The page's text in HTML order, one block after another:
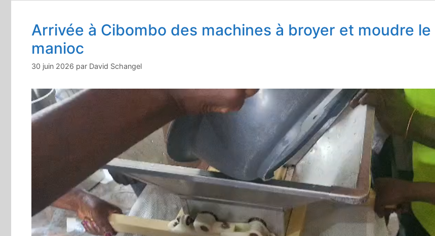
Arrivée à Cibombo des machines à broyer et moudre le
manioc
30 juin 2026 par David Schangel